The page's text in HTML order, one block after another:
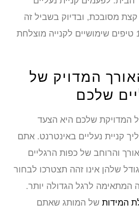
קצת מסובכת, ובדיוק בשביל זה
תוכלו למצוא כאן 10 טיפים שימושיים לקנייה מוצלחת
המדויק של
שלכם
המדויקת שלכם היא הצעד
קניית נעליים באינטרנט. אתם
והרוחב של כפות הרגליים
שלהן אינו זהה תצטרכו לבחור
המתאימה לרגל הגדולה יותר.
המידות של המותג שאתם